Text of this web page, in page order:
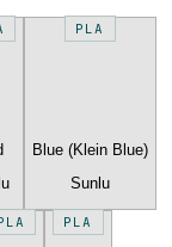
PLA
Blue (Klein Blue)
Sunlu
PLA